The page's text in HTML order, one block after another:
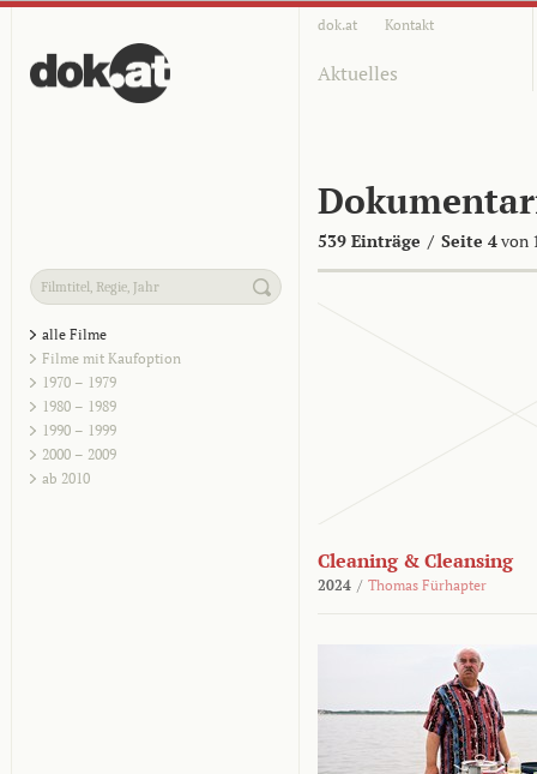
dok.at Kontakt
Aktuelles
539 Einträge / Seite 4von
alle Filme
Filme mit Kaufoption
1970 – 1979
1980 – 1989
1990 – 1999
2000 – 2009
ab 2010
Cleaning & Cleansing
2024 / Thomas Fürhapter